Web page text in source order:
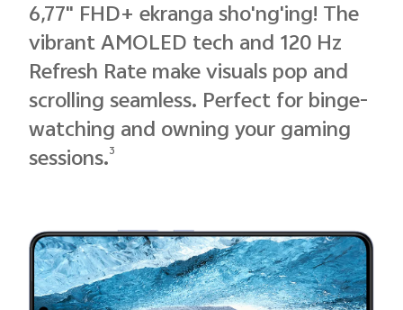
6,77" FHD+ ekranga sho'ng'ing! The
vibrant AMOLED tech and 120 Hz
Refresh Rate make visuals pop and
scrolling seamless. Perfect for binge-
watching and owning your gaming
sessions.3